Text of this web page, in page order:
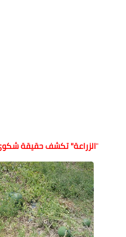
"الزراعة" تكشف حقيقة